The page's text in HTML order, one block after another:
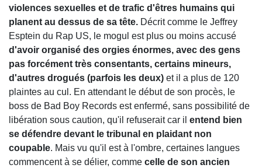
violences sexuelles et de trafic d'êtres humains qui
planent au dessus de sa tête. Décrit comme le Jeffrey
Esptein du Rap US, le mogul est plus ou moins accusé
d'avoir organisé des orgies énormes, avec des gens
pas forcément très consentants, certains mineurs,
d'autres drogués (parfois les deux) et il a plus de 120
plaintes au cul. En attendant le début de son procès, le
boss de Bad Boy Records est enfermé, sans possibilité de
libération sous caution, qu'il refuserait car il entend bien
se défendre devant le tribunal en plaidant non
coupable. Mais vu qu'il est à l'ombre, certaines langues
commencent à se délier, comme celle de son ancien